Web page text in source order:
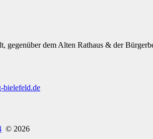
gegenüber dem Alten Rathaus & der
bielefeld.de
© 2026